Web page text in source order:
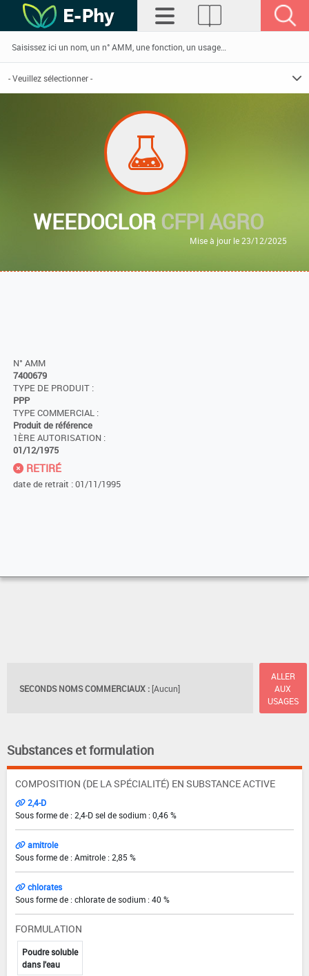
WEEDOCLORCFPI AGRO
Mise à jour le 23/12/2025
N° AMM
7400679
TYPE DE PRODUIT :
PPP
TYPE COMMERCIAL :
Produit de référence
1ÈRE AUTORISATION :
01/12/1975
RETIRÉ
date de retrait : 01/11/1995
SECONDS NOMS COMMERCIAUX : [Aucun]
ALLER
AUX
USAGES
Substances et formulation
COMPOSITION (DE LA SPÉCIALITÉ) EN SUBSTANCE ACTIVE
2,4-D
Sous forme de : 2,4-D sel de sodium : 0,46 %
amitrole
Sous forme de : Amitrole : 2,85 %
chlorates
Sous forme de : chlorate de sodium : 40 %
FORMULATION
Poudre soluble
dans l'eau